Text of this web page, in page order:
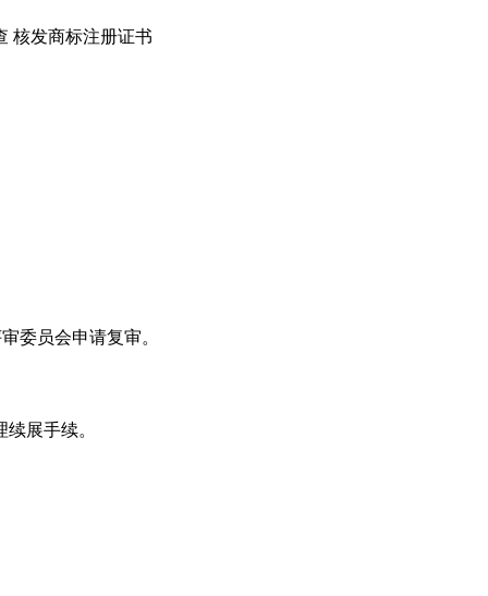
核发商标注册证书
委员会申请复审。
展手续。